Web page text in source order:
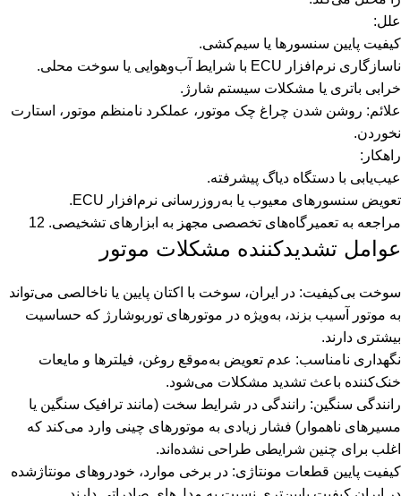
علل:
کیفیت پایین سنسورها یا سیم‌کشی.
ناسازگاری نرم‌افزار ECU با شرایط آب‌وهوایی یا سوخت محلی.
خرابی باتری یا مشکلات سیستم شارژ.
علائم: روشن شدن چراغ چک موتور، عملکرد نامنظم موتور، استارت
نخوردن.
راهکار:
عیب‌یابی با دستگاه دیاگ پیشرفته.
تعویض سنسورهای معیوب یا به‌روزرسانی نرم‌افزار ECU.
مراجعه به تعمیرگاه‌های تخصصی مجهز به ابزارهای تشخیصی. 12
عوامل تشدیدکننده مشکلات موتور
سوخت بی‌کیفیت: در ایران، سوخت با اکتان پایین یا ناخالصی می‌تواند
به موتور آسیب بزند، به‌ویژه در موتورهای توربوشارژ که حساسیت
بیشتری دارند.
نگهداری نامناسب: عدم تعویض به‌موقع روغن، فیلترها و مایعات
خنک‌کننده باعث تشدید مشکلات می‌شود.
رانندگی سنگین: رانندگی در شرایط سخت (مانند ترافیک سنگین یا
مسیرهای ناهموار) فشار زیادی به موتورهای چینی وارد می‌کند که
اغلب برای چنین شرایطی طراحی نشده‌اند.
کیفیت پایین قطعات مونتاژی: در برخی موارد، خودروهای مونتاژشده